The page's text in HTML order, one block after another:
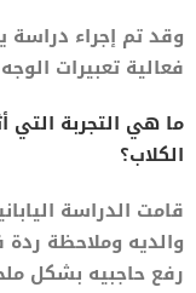
وقد تم إجراء دراسة
فعالية تعبيرات
ما هي التجربة التي
الكلاب؟
قامت الدراسة
والديه وملاحظة
رفع حاجبيه بشكل